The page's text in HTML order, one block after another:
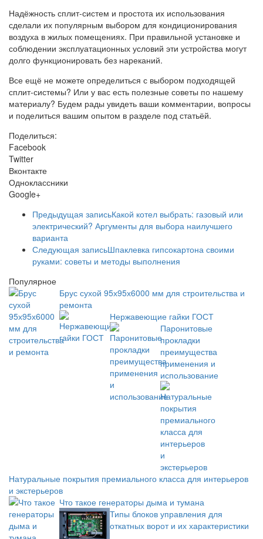
Надёжность сплит-систем и простота их использования
сделали их популярным выбором для кондиционирования
воздуха в жилых помещениях. При правильной установке и
соблюдении эксплуатационных условий эти устройства могут
долго функционировать без нареканий.
Все ещё не можете определиться с выбором подходящей
сплит-системы? Или у вас есть полезные советы по нашему
материалу? Будем рады увидеть ваши комментарии, вопросы
и поделиться вашим опытом в разделе под статьёй.
Поделиться:
Facebook
Twitter
Вконтакте
Одноклассники
Google+
Предыдущая записьКакой котел выбрать: газовый или
электрический? Аргументы для выбора наилучшего
варианта
Следующая записьШпаклевка гипсокартона своими
руками: советы и методы выполнения
Популярное
Брус сухой 95х95х6000 мм для строительства и
ремонта
Нержавеющие гайки ГОСТ
Паронитовые
прокладки
преимущества
применения и
использование
Натуральные покрытия премиального класса для интерьеров
и экстерьеров
Что такое генераторы дыма и тумана
Типы блоков управления для
откатных ворот и их характеристики